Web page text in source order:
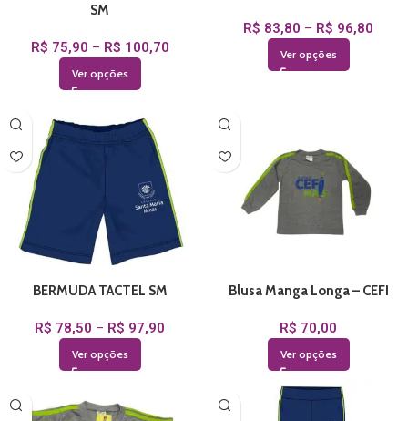
SM
R$ 75,90 – R$ 100,70
Ver opções
R$ 83,80 – R$ 96,80
Ver opções
BERMUDA TACTEL SM
R$ 78,50 – R$ 97,90
Ver opções
Blusa Manga Longa – CEFI
R$ 70,00
Ver opções